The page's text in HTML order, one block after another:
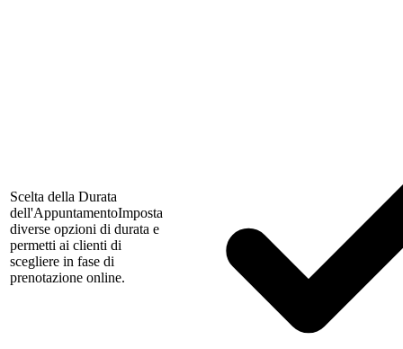
Scelta della Durata
dell'AppuntamentoImposta
diverse opzioni di durata e
permetti ai clienti di
scegliere in fase di
prenotazione online.